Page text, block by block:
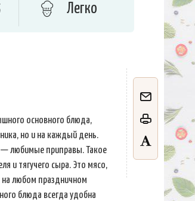
Легко
основного блюда,
но и на каждый день.
любимые приправы. Такое
и тягучего сыра. Это мясо,
на любом праздничном
блюда всегда удобна